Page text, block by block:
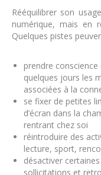
Rééquilibrer son
numérique, mais en
Quelques pistes
prendre
quelques jours les
associées à la
se fixer de petites
d’écran dans la
rentrant chez soi
réintroduire des
lecture, sport,
désactiver
sollicitations et